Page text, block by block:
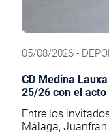
05/08/2026 -
CD Medina
25/26 con el
Entre los
Málaga,